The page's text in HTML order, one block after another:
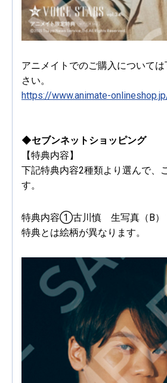
アニメイトでのご購入について
さい。
https://www.animate-
◆セブンネットショッピング
【特典内容】
下記特典内容2種類より選んで、
す。
特典内容①古川慎 生写真（B）
特典とは絵柄が異なります。